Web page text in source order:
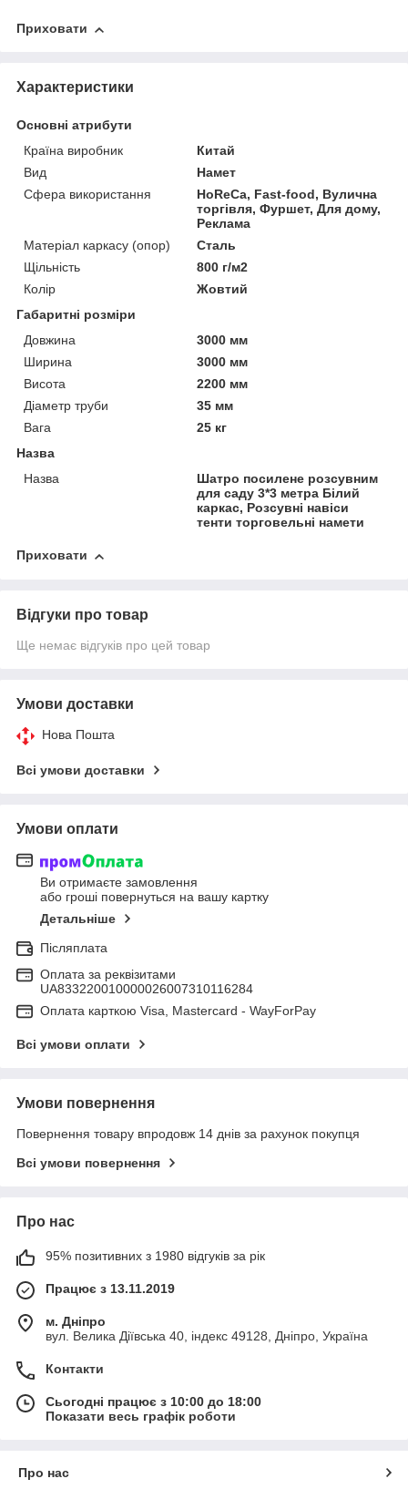
Приховати
Характеристики
Основні атрибути
Країна виробник
Китай
Вид
Намет
Сфера використання
HoReCa, Fast-food, Вулична
торгівля, Фуршет, Для дому,
Реклама
Матеріал каркасу (опор)
Сталь
Щільність
800 г/м2
Колір
Жовтий
Габаритні розміри
Довжина
3000 мм
Ширина
3000 мм
Висота
2200 мм
Діаметр труби
35 мм
Вага
25 кг
Назва
Назва
Шатро посилене розсувним
для саду 3*3 метра Білий
каркас, Розсувні навіси
тенти торговельні намети
Приховати
Відгуки про товар
Ще немає відгуків про цей товар
Умови доставки
Нова Пошта
Всі умови доставки
Умови оплати
Ви отримаєте замовлення
або гроші повернуться на вашу картку
Детальніше
Післяплата
Оплата за реквізитами
UA833220010000026007310116284
Оплата карткою Visa, Mastercard - WayForPay
Всі умови оплати
Умови повернення
Повернення товару впродовж 14 днів за рахунок покупця
Всі умови повернення
Про нас
95% позитивних з 1980 відгуків за рік
Працює з 13.11.2019
м. Дніпро
вул. Велика Діївська 40, індекс 49128, Дніпро, Україна
Контакти
Сьогодні працює з 10:00 до 18:00
Показати весь графік роботи
Про нас